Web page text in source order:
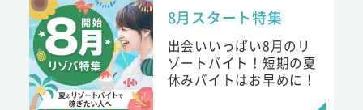
8月スタート特集
出会いいっぱい8月のリ
ゾートバイト！短期の夏
休みバイトはお早めに！